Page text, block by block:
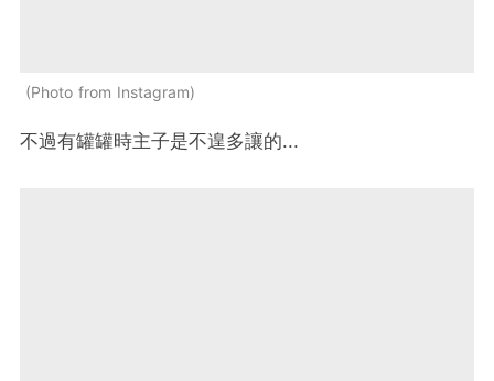
Photo from Instagram
不過有罐罐時主子是不遑多讓的...